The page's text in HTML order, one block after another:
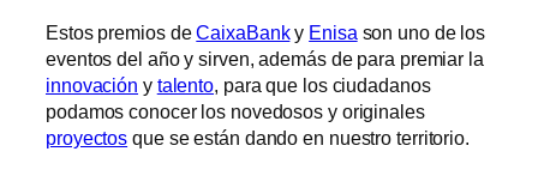
Estos premios deCaixaBanky Enisa son uno de los
eventos del año y sirven, además de para premiar la
innovación y talento, para que los ciudadanos
podamos conocer los novedosos y originales
proyectos que se están dando en nuestro territorio.